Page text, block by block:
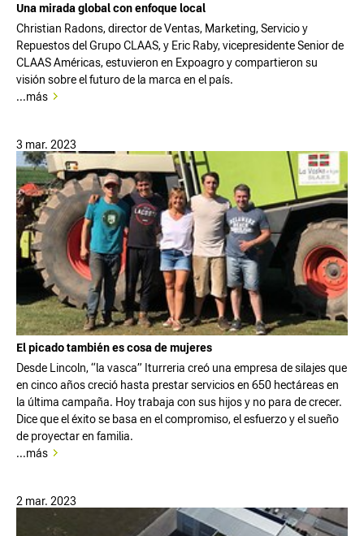
Una mirada global con enfoque local
Christian Radons, director de Ventas, Marketing, Servicio y
Repuestos del Grupo CLAAS, y Eric Raby, vicepresidente Senior de
CLAAS Américas, estuvieron en Expoagro y compartieron su
visión sobre el futuro de la marca en el país.
...más
3 mar. 2023
El picado también es cosa de mujeres
Desde Lincoln, “la vasca” Iturreria creó una empresa de silajes que
en cinco años creció hasta prestar servicios en 650 hectáreas en
la última campaña. Hoy trabaja con sus hijos y no para de crecer.
Dice que el éxito se basa en el compromiso, el esfuerzo y el sueño
de proyectar en familia.
...más
2 mar. 2023